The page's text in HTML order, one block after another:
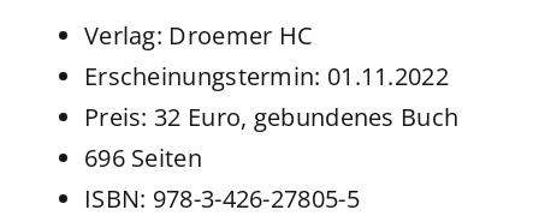
Verlag: Droemer HC
Erscheinungstermin: 01.11.2022
Preis: 32 Euro, gebundenes Buch
696 Seiten
ISBN: 978-3-426-27805-5